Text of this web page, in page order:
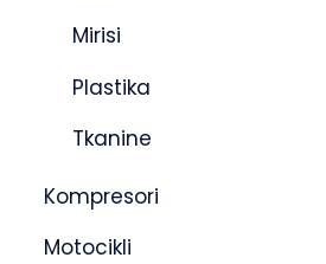
Mirisi
Plastika
Tkanine
Kompresori
Motocikli